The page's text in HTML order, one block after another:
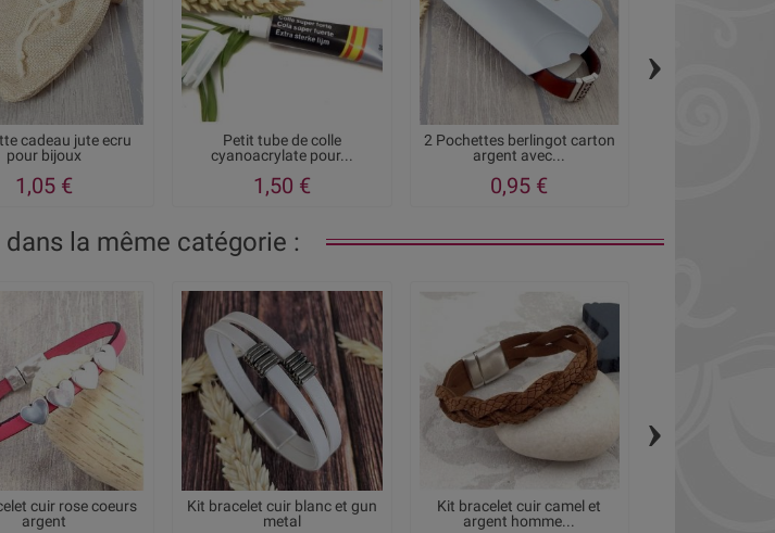
cadeau jute ecru
pour bijoux
1,05 €
Petit tube de colle
cyanoacrylate pour...
1,50 €
2 Pochettes berlingot carton
argent avec...
0,95 €
›
la même catégorie :
cuir rose coeurs
argent
Kit bracelet cuir blanc et gun
metal
Kit bracelet cuir camel et
argent homme...
›